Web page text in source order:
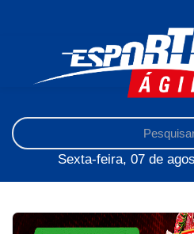
Sexta-feira, 07 de